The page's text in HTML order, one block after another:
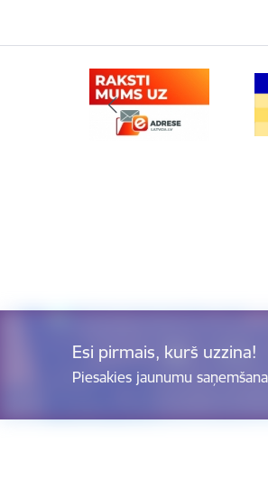
Esi pirmais, kurš uzzina!
Piesakies jaunumu